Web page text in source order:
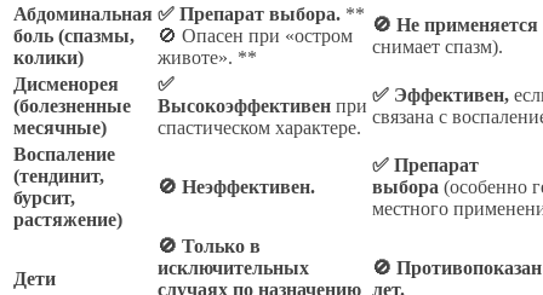
Абдоминальная
боль (спазмы,
колики)
✅ Препарат выбора. **
🚫 Опасен при «остром
животе». **
🚫 Не применяется
снимает спазм).
Дисменорея
(болезненные
месячные)
✅
Высокоэффективен при
спастическом характере.
✅ Эффективен,
связана с
Воспаление
(тендинит,
бурсит,
растяжение)
🚫 Неэффективен.
✅ Препарат
выбора (особенно
местного
Дети
🚫 Только в
исключительных
случаях по назначению
🚫
лет.